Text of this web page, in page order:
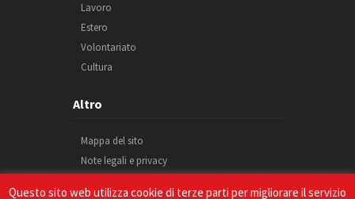
Lavoro
Estero
Volontariato
Cultura
Altro
Mappa del sito
Note legali e privacy
Questo sito web utilizza cookie di terze parti per migliorare il servizio